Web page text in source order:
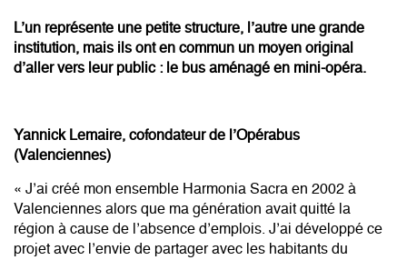
L’un représente une petite structure, l’autre une grande
institution, mais ils ont en commun un moyen original
d’aller vers leur public : le bus aménagé en mini-opéra.
Yannick Lemaire, cofondateur de l’Opérabus
(Valenciennes)
« J’ai créé mon ensemble Harmonia Sacra en 2002 à
Valenciennes alors que ma génération avait quitté la
région à cause de l’absence d’emplois. J’ai développé ce
projet avec l’envie de partager avec les habitants du